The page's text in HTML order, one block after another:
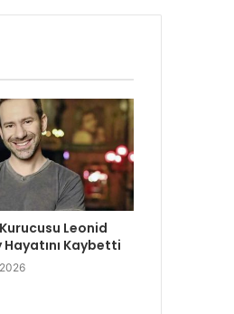
Leonid
Hayatını Kaybetti